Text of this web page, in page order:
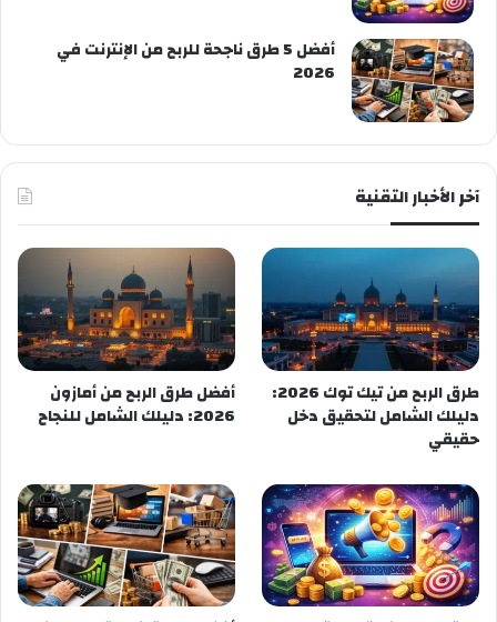
أفضل 5 طرق ناجحة للربح من الإنترنت في
2026
آخر الأخبار التقنية
طرق الربح من تيك توك 2026:
دليلك الشامل لتحقيق دخل
حقيقي
أفضل طرق الربح من أمازون
2026: دليلك الشامل للنجاح